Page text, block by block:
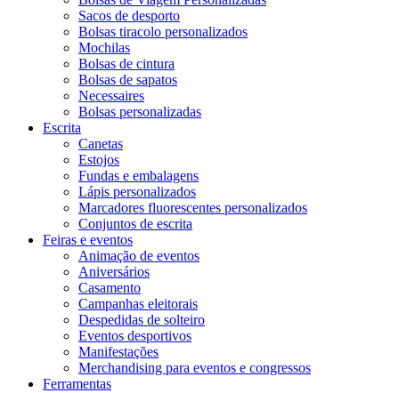
Sacos de desporto
Bolsas tiracolo personalizados
Mochilas
Bolsas de cintura
Bolsas de sapatos
Necessaires
Bolsas personalizadas
Escrita
Canetas
Estojos
Fundas e embalagens
Lápis personalizados
Marcadores fluorescentes personalizados
Conjuntos de escrita
Feiras e eventos
Animação de eventos
Aniversários
Casamento
Campanhas eleitorais
Despedidas de solteiro
Eventos desportivos
Manifestações
Merchandising para eventos e congressos
Ferramentas